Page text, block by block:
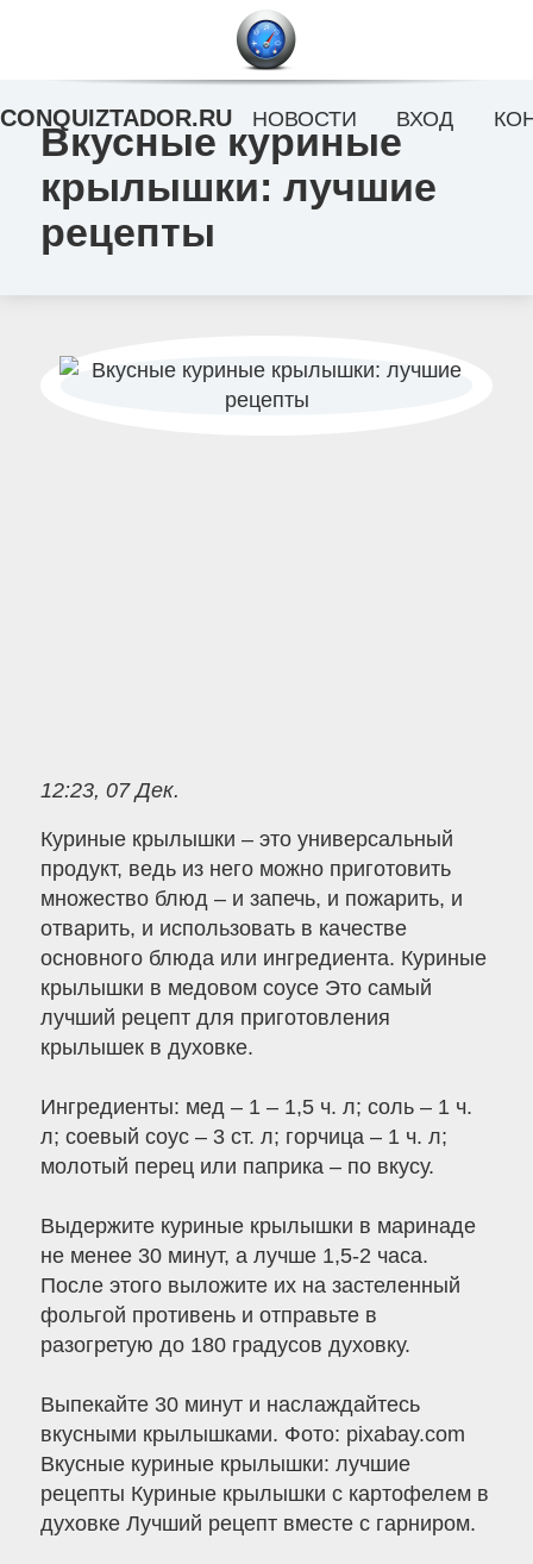
Вкусные куриные
крылышки: лучшие
рецепты
12:23, 07 Дек.
Куриные крылышки – это универсальный
продукт, ведь из него можно приготовить
множество блюд – и запечь, и пожарить, и
отварить, и использовать в качестве
основного блюда или ингредиента. Куриные
крылышки в медовом соусе Это самый
лучший рецепт для приготовления
крылышек в духовке.
Ингредиенты: мед – 1 – 1,5 ч. л; соль – 1 ч.
л; соевый соус – 3 ст. л; горчица – 1 ч. л;
молотый перец или паприка – по вкусу.
Выдержите куриные крылышки в маринаде
не менее 30 минут, а лучше 1,5-2 часа.
После этого выложите их на застеленный
фольгой противень и отправьте в
разогретую до 180 градусов духовку.
Выпекайте 30 минут и наслаждайтесь
вкусными крылышками. Фото: pixabay.com
Вкусные куриные крылышки: лучшие
рецепты Куриные крылышки с картофелем в
духовке Лучший рецепт вместе с гарниром.
CONQUIZTADOR.RU НОВОСТИ ВХОД